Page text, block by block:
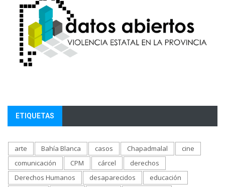
ETIQUETAS
arte Bahía Blanca casos Chapadmalal
cine
comunicación
CPM cárcel
derechos
Derechos Humanos
desaparecidos
educación